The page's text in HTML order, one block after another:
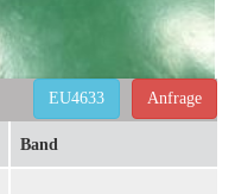
Anfrage
EU4633
Band